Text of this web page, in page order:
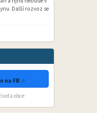
Další rozvoz se
na FB
obce